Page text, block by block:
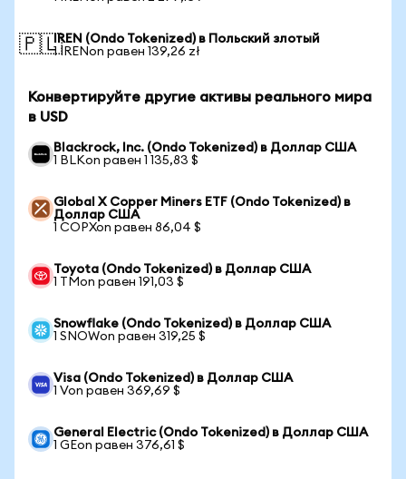
🇵🇱IREN (Ondo Tokenized) в Польский злотый
1 IRENon равен 139,26 zł
Конвертируйте другие активы реального мира
в USD
Blackrock, Inc. (Ondo Tokenized) в Доллар США
1 BLKon равен 1 135,83 $
Global X Copper Miners ETF (Ondo Tokenized) в
Доллар США
1 COPXon равен 86,04 $
Toyota (Ondo Tokenized) в Доллар США
1 TMon равен 191,03 $
Snowflake (Ondo Tokenized) в Доллар США
1 SNOWon равен 319,25 $
Visa (Ondo Tokenized) в Доллар США
1 Von равен 369,69 $
General Electric (Ondo Tokenized) в Доллар США
1 GEon равен 376,61 $